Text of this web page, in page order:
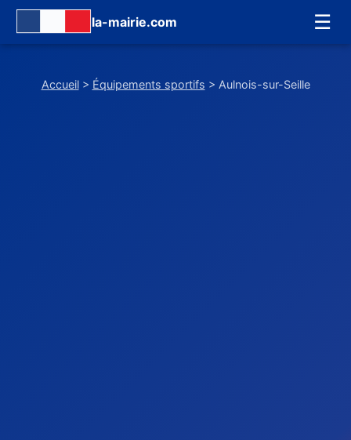
la-mairie.com ☰
Accueil> Équipements sportifs > Aulnois-sur-Seille